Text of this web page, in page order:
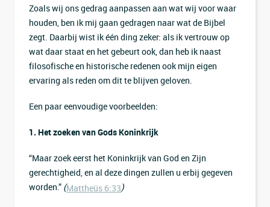
Zoals wij ons gedrag aanpassen aan wat wij voor waar
houden, ben ik mij gaan gedragen naar wat de Bijbel
zegt. Daarbij wist ik één ding zeker: als ik vertrouw op
wat daar staat en het gebeurt ook, dan heb ik naast
filosofische en historische redenen ook mijn eigen
ervaring als reden om dit te blijven geloven.
Een paar eenvoudige voorbeelden:
1. Het zoeken van Gods Koninkrijk
“Maar zoek eerst het Koninkrijk van God en Zijn
gerechtigheid, en al deze dingen zullen u erbij gegeven
worden.” (Mattheüs 6:33)